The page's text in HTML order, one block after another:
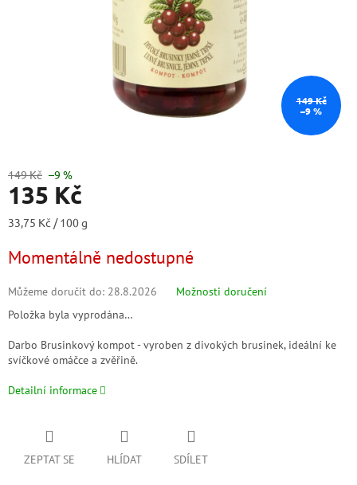
149 Kč
–9 %
149 Kč –9 %
135 Kč
Měrná
33,75 Kč / 100 g
Momentálně nedostupné
Můžeme doručit do: 28.8.2026
Možnosti doručení
Položka byla vyprodána…
Darbo Brusinkový kompot - vyroben z divokých brusinek, ideální ke
svíčkové omáčce a zvěřině.
Detailní informace
ZEPTAT SE HLÍDAT SDÍLET